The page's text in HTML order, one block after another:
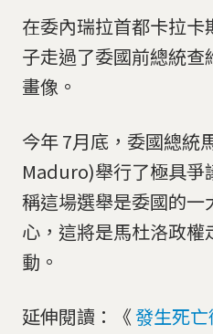
在委內瑞拉首都卡拉
子走過了委國前總統
畫像。
今年 7月底，委國總統
Maduro)舉行了極具爭
稱這場選舉是委國的一
心，這將是馬杜洛政
動。
延伸閱讀：《發生死